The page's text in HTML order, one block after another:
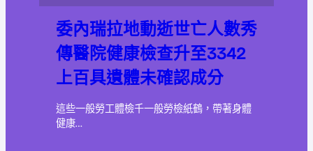
委內瑞拉地動逝世亡人數秀
傳醫院健康檢查升至3342
上百具遺體未確認成分
這些一般勞工體檢千一般勞檢紙鶴，帶著身體
健康…